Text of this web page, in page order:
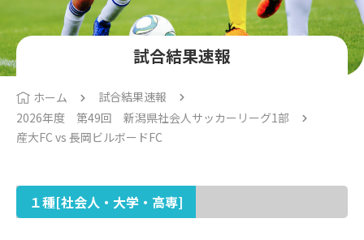
試合結果速報
ホーム
試合結果速報
2026年度 第49回 新潟県社会人サッカーリーグ1部
産大FC vs 長岡ビルボードFC
１種[社会人・大学・高専]